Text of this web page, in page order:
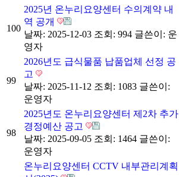
100
2025년 온누리요양센터 수의계약 내
역 공개
날짜: 2025-12-03 조회: 994 글쓴이: 운
영자
99
2026년도 급식물품 납품업체 선정 공
고
날짜: 2025-11-12 조회: 1083 글쓴이:
운영자
98
2025년도 온누리요양센터 제2차 추가
경정예산 공고
날짜: 2025-09-05 조회: 1464 글쓴이:
운영자
온누리요양센터 CCTV 내부관리계획